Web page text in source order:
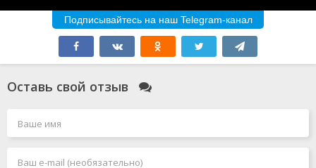
Подписывайтесь на наш Telegram-канал
Оставь свой отзыв